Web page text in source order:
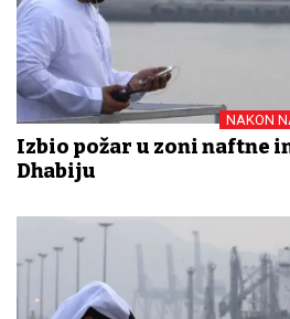
NAKON
Izbio požar u zoni naftne
Dhabiju